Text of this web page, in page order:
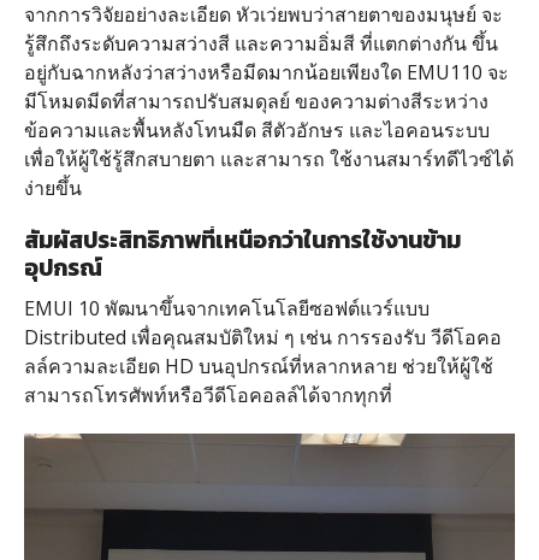
จากการวิจัยอย่างละเอียด หัวเว่ยพบว่าสายตาของมนุษย์ จะ
รู้สึกถึงระดับความสว่างสี และความอิ่มสี ที่แตกต่างกัน ขึ้น
อยู่กับฉากหลังว่าสว่างหรือมีดมากน้อยเพียงใด EMU110 จะ
มีโหมดมีดที่สามารถปรับสมดุลย์ ของความต่างสีระหว่าง
ข้อความและพื้นหลังโทนมืด สีตัวอักษร และไอคอนระบบ
เพื่อให้ผู้ใช้รู้สึกสบายตา และสามารถ ใช้งานสมาร์ทดีไวซ์ได้
ง่ายขึ้น
สัมผัสประสิทธิภาพที่เหนือกว่าในการใช้งานข้าม
อุปกรณ์
EMUI 10 พัฒนาขึ้นจากเทคโนโลยีซอฟต์แวร์แบบ
Distributed เพื่อคุณสมบัติใหม่ ๆ เช่น การรองรับ วีดีโอคอ
ลล์ความละเอียด HD บนอุปกรณ์ที่หลากหลาย ช่วยให้ผู้ใช้
สามารถโทรศัพท์หรือวีดีโอคอลล์ได้จากทุกที่